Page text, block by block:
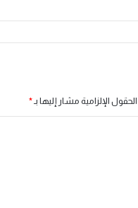
الحقول الإلزامية مشار إليها بـ*